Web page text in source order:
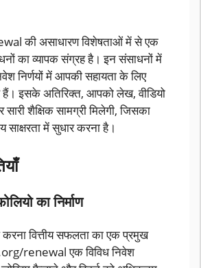
की असाधारण विशेषताओं में से एक
का व्यापक संग्रह है। इन संसाधनों में
निर्णयों में आपकी सहायता के लिए
इसके अतिरिक्त, आपको लेख, वीडियो
शैक्षिक सामग्री मिलेगी, जिसका
साक्षरता में सुधार करना है।
का निर्माण
वित्तीय सफलता का एक प्रमुख
renewal एक विविध निवेश